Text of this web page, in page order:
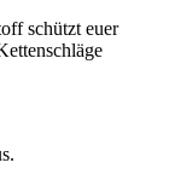
schützt euer